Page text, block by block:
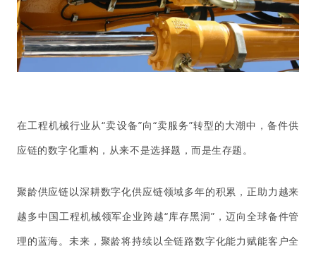
在工程机械行业从“卖设备”向“卖服务”转型的大潮中，备件供
应链的数字化重构，从来不是选择题，而是生存题。
聚龄供应链以深耕数字化供应链领域多年的积累，正助力越来
越多中国工程机械领军企业跨越“库存黑洞”，迈向全球备件管
理的蓝海。未来，聚龄将持续以全链路数字化能力赋能客户全